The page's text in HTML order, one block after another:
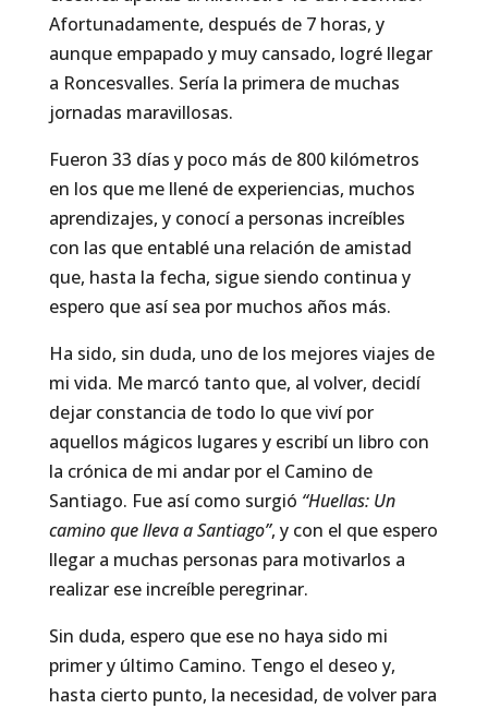
Afortunadamente, después de 7 horas, y
aunque empapado y muy cansado, logré llegar
a Roncesvalles. Sería la primera de muchas
jornadas maravillosas.
Fueron 33 días y poco más de 800 kilómetros
en los que me llené de experiencias, muchos
aprendizajes, y conocí a personas increíbles
con las que entablé una relación de amistad
que, hasta la fecha, sigue siendo continua y
espero que así sea por muchos años más.
Ha sido, sin duda, uno de los mejores viajes de
mi vida. Me marcó tanto que, al volver, decidí
dejar constancia de todo lo que viví por
aquellos mágicos lugares y escribí un libro con
la crónica de mi andar por el Camino de
Santiago. Fue así como surgió “Huellas: Un
camino que lleva a Santiago”, y con el que espero
llegar a muchas personas para motivarlos a
realizar ese increíble peregrinar.
Sin duda, espero que ese no haya sido mi
primer y último Camino. Tengo el deseo y,
hasta cierto punto, la necesidad, de volver para